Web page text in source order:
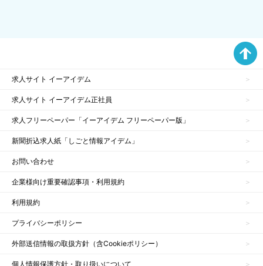
求人サイト イーアイデム
求人サイト イーアイデム正社員
求人フリーペーパー「イーアイデム フリーペーパー版」
新聞折込求人紙「しごと情報アイデム」
お問い合わせ
企業様向け重要確認事項・利用規約
利用規約
プライバシーポリシー
外部送信情報の取扱方針（含Cookieポリシー）
個人情報保護方針・取り扱いについて